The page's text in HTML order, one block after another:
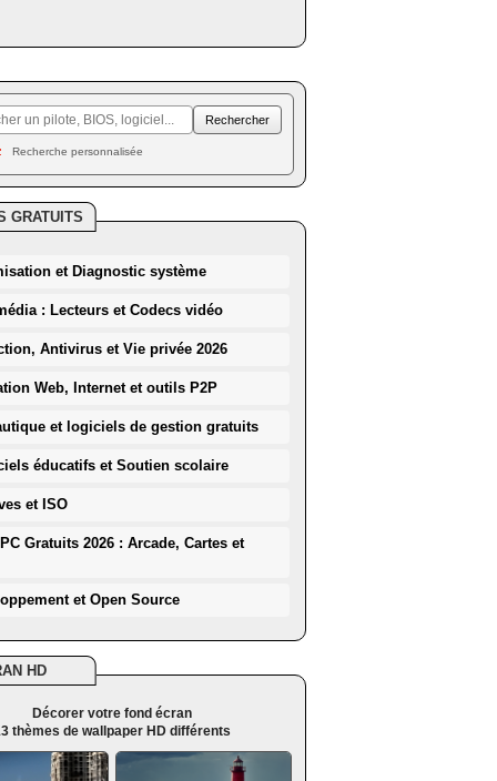
Recherche personnalisée
GRATUITS
et Diagnostic système
: Lecteurs et Codecs vidéo
Antivirus et Vie privée 2026
Web, Internet et outils P2P
et logiciels de gestion gratuits
éducatifs et Soutien scolaire
et ISO
Gratuits 2026 : Arcade, Cartes et
et Open Source
HD
Décorer votre fond écran
thèmes de wallpaper HD différents